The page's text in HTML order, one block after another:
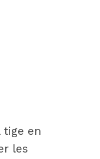
tige en
les